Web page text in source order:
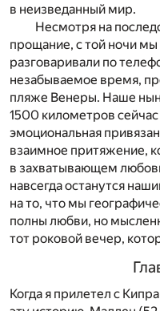
в неизведанный мир.
Несмотря на
прощание, с той ночи мы
разговаривали по
незабываемое время,
пляже Венеры. Наше
1500 километров
эмоциональная
взаимное притяжение,
в захватывающем
навсегда останутся
на то, что мы
полны любви, но
тот роковой вечер,
Когда я прилетел с